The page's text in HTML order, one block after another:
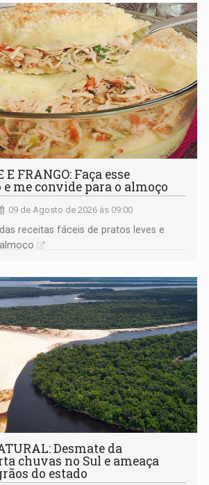
E FRANGO: Faça esse
me convide para o almoço
09 de Agosto de 2026 às 09:00
receitas fáceis de pratos leves e
Desmate da
chuvas no Sul e ameaça
do estado